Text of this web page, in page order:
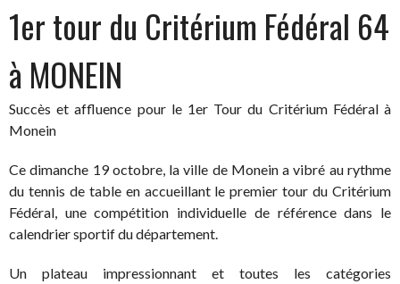
1er tour du Critérium Fédéral 64
à MONEIN
Succès et affluence pour le 1er Tour du Critérium Fédéral à
Monein
Ce dimanche 19 octobre, la ville de Monein a vibré au rythme
du tennis de table en accueillant le premier tour du Critérium
Fédéral, une compétition individuelle de référence dans le
calendrier sportif du département.
Un plateau impressionnant et toutes les catégories